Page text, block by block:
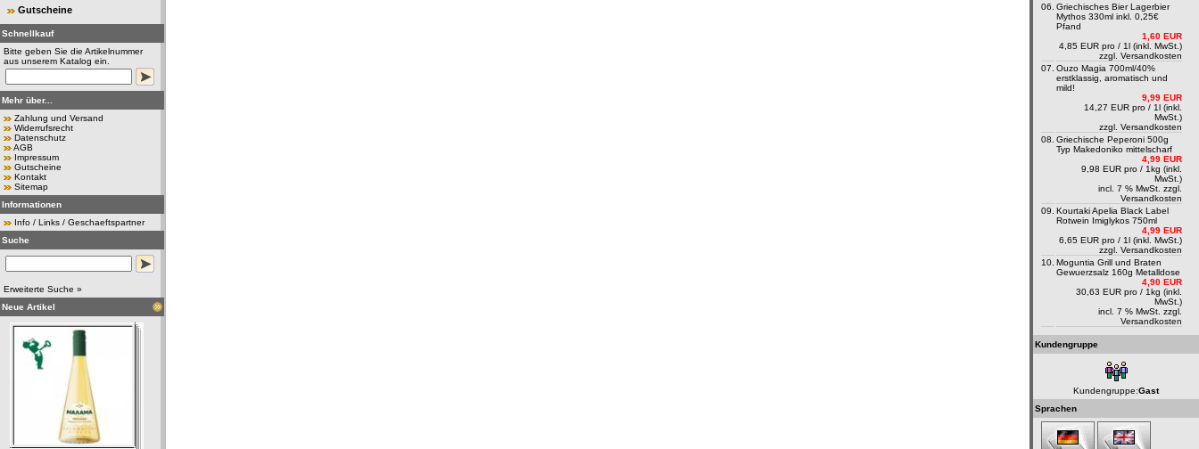
Gutscheine
Schnellkauf
Bitte geben Sie die Artikelnummer
aus unserem Katalog ein.
Mehr über...
Zahlung und Versand
Widerrufsrecht
Datenschutz
AGB
Impressum
Gutscheine
Kontakt
Sitemap
Informationen
Info / Links / Geschaeftspartner
Suche
Erweiterte Suche »
Neue Artikel
06. Griechisches Bier Lagerbier
Mythos 330ml inkl. 0,25€
Pfand
1,60 EUR
4,85 EUR pro / 1l (inkl. MwSt.)
zzgl. Versandkosten
07. Ouzo Magia 700ml/40%
erstklassig, aromatisch und
mild!
9,99 EUR
14,27 EUR pro / 1l (inkl.
MwSt.)
zzgl. Versandkosten
08. Griechische Peperoni 500g
Typ Makedoniko mittelscharf
4,99 EUR
9,98 EUR pro / 1kg (inkl.
MwSt.)
incl. 7 % MwSt. zzgl.
Versandkosten
09. Kourtaki Apelia Black Label
Rotwein Imiglykos 750ml
4,99 EUR
6,65 EUR pro / 1l (inkl. MwSt.)
zzgl. Versandkosten
10. Moguntia Grill und Braten
Gewuerzsalz 160g Metalldose
4,90 EUR
30,63 EUR pro / 1kg (inkl.
MwSt.)
incl. 7 % MwSt. zzgl.
Versandkosten
Kundengruppe
Kundengruppe:Gast
Sprachen